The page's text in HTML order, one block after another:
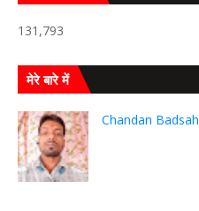
131,793
मेरे बारे में
Chandan Badsah